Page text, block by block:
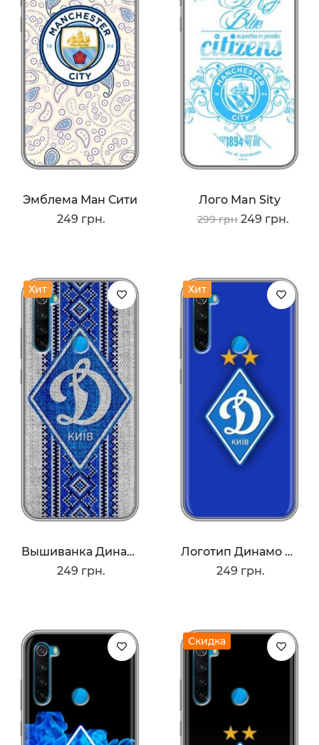
Эмблема Ман Сити
249 грн.
Лого Man Sity
299 грн 249 грн.
Хит
Вышиванка Динамо
249 грн.
Хит
Логотип Динамо Киев
249 грн.
Скидка